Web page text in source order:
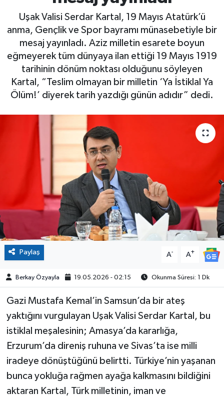
Uşak Valisi Serdar Kartal, 19 Mayıs Atatürk’ü
anma, Gençlik ve Spor bayramı münasebetiyle bir
mesaj yayınladı. Aziz milletin esarete boyun
eğmeyerek tüm dünyaya ilan ettiği 19 Mayıs 1919
tarihinin dönüm noktası olduğunu söyleyen
Kartal, “Teslim olmayan bir milletin ‘Ya İstiklal Ya
Ölüm!’ diyerek tarih yazdığı günün adıdır” dedi.
Paylaş A- A+
Berkay Özyayla 19.05.2026 - 02:15 Okunma Süresi: 1 Dk
Gazi Mustafa Kemal’in Samsun’da bir ateş
yaktığını vurgulayan Uşak Valisi Serdar Kartal, bu
istiklal meşalesinin; Amasya’da kararlığa,
Erzurum’da direniş ruhuna ve Sivas’ta ise milli
iradeye dönüştüğünü belirtti. Türkiye’nin yaşanan
bunca yokluğa rağmen ayağa kalkmasını bildiğini
aktaran Kartal, Türk milletinin, iman ve